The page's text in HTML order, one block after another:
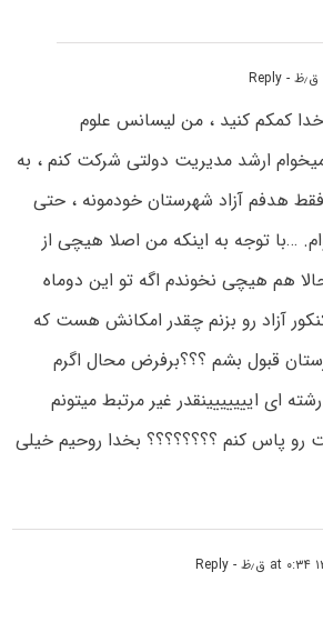
- Reply
کمکم کنید ، من لیسانس علوم
ارشد مدیریت دولتی شرکت کنم ، به
هدفم آزاد شهرستان خودمونه ، حتی
…با توجه به اینکه من اصلا هیچی از
هم هیچی نخوندم اگه تو این دوماه
آزاد رو بزنم چقدر امکانش هست که
قبول بشم ؟؟؟برفرض محال اگرم
ای اییییییینقدر غیر مرتبط میتونم
پاس کنم ؟؟؟؟؟؟؟؟ بخدا روحیم خیلی
- Reply